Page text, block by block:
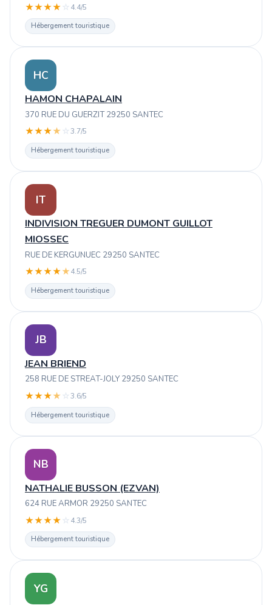
★★★★ ☆ 4.4/5
Hébergement touristique
HC
HAMON CHAPALAIN
370 RUE DU GUERZIT 29250 SANTEC
★★★★ ☆3.7/5
Hébergement touristique
IT
INDIVISION TREGUER DUMONT GUILLOT
MIOSSEC
RUE DE KERGUNUEC 29250 SANTEC
★★★★★4.5/5
Hébergement touristique
JB
JEAN BRIEND
258 RUE DE STREAT-JOLY 29250 SANTEC
★★★★ ☆3.6/5
Hébergement touristique
NB
NATHALIE BUSSON (EZVAN)
624 RUE ARMOR 29250 SANTEC
★★★★ ☆ 4.3/5
Hébergement touristique
YG